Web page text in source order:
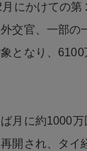
にかけての
交官、一部の
となり、
月に約1000
開され、タイ